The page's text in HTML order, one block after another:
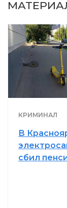
КРИМИНАЛ
В
сбил